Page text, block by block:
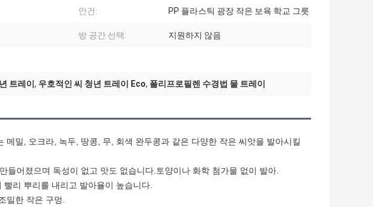
안건: PP 플라스틱 광장 작은 보육 학교 그릇
방 공간 선택: 지원하지 않음
트레이 , 우호적인 씨 청년 트레이 Eco, 폴리프로필렌 수경법 물 트레이
메밀, 오크라, 녹두, 땅콩, 무, 회색 완두콩과 같은 다양한 작은 씨앗을 발아시킬
들어졌으며 독성이 없고 맛도 없습니다.토양이나 화학 첨가물 없이 발아.
리 뿌리를 내리고 발아율이 높습니다.
밀한 작은 구멍.